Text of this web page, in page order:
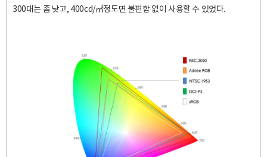
300대는 좀 낮고, 400cd/㎡정도면 불편함 없이 사용할 수 있었다.